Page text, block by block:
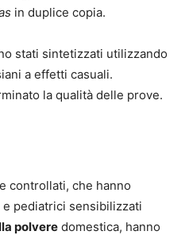
in duplice copia.
stati sintetizzati utilizzando
a effetti casuali.
la qualità delle prove.
controllati, che hanno
pediatrici sensibilizzati
polvere domestica, hanno